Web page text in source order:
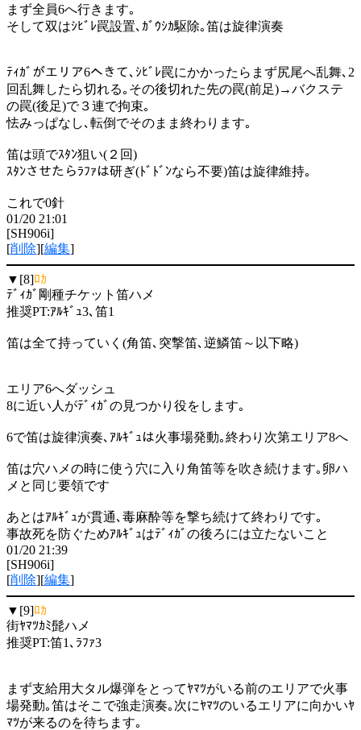
まず全員6へ行きます｡
そして双はｼﾋﾞﾚ罠設置､ｶﾞｳｼｶ駆除｡笛は旋律演奏
ﾃｨｶﾞがエリア6へきて､ｼﾋﾞﾚ罠にかかったらまず尻尾へ乱舞､2
回乱舞したら切れる｡その後切れた先の罠(前足)→バクステ
の罠(後足)で３連で拘束｡
怯みっぱなし､転倒でそのまま終わります｡
笛は頭でｽﾀﾝ狙い(２回)
ｽﾀﾝさせたらﾗﾌｧは研ぎ(ﾄﾞﾄﾞﾝなら不要)笛は旋律維持｡
これで0針
01/20 21:01
[SH906i]
[削除][編集]
▼[8]ﾛｶ
ﾃﾞｨｶﾞ剛種チケット笛ハメ
推奨PT:ｱﾙｷﾞｭ3､笛1
笛は全て持っていく(角笛､突撃笛､逆鱗笛～以下略)
エリア6へダッシュ
8に近い人がﾃﾞｨｶﾞの見つかり役をします｡
6で笛は旋律演奏､ｱﾙｷﾞｭは火事場発動｡終わり次第エリア8へ
笛は穴ハメの時に使う穴に入り角笛等を吹き続けます｡卵ハ
メと同じ要領です
あとはｱﾙｷﾞｭが貫通､毒麻酔等を撃ち続けて終わりです｡
事故死を防ぐためｱﾙｷﾞｭはﾃﾞｨｶﾞの後ろには立たないこと
01/20 21:39
[SH906i]
[削除][編集]
▼[9]ﾛｶ
街ﾔﾏﾂｶﾐ髭ハメ
推奨PT:笛1､ﾗﾌｧ3
まず支給用大タル爆弾をとってﾔﾏﾂがいる前のエリアで火事
場発動｡笛はそこで強走演奏｡次にﾔﾏﾂのいるエリアに向かいﾔ
ﾏﾂが来るのを待ちます｡